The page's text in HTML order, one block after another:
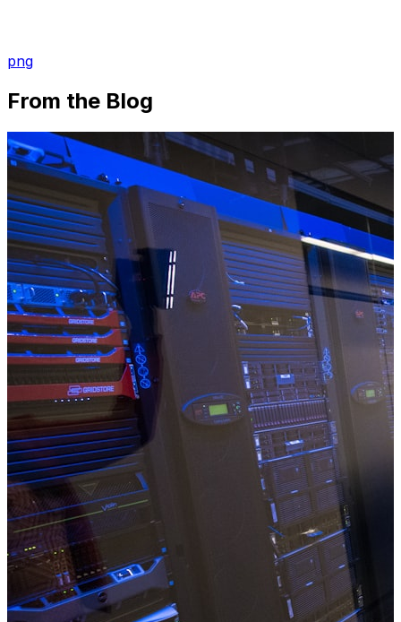
png
From the Blog